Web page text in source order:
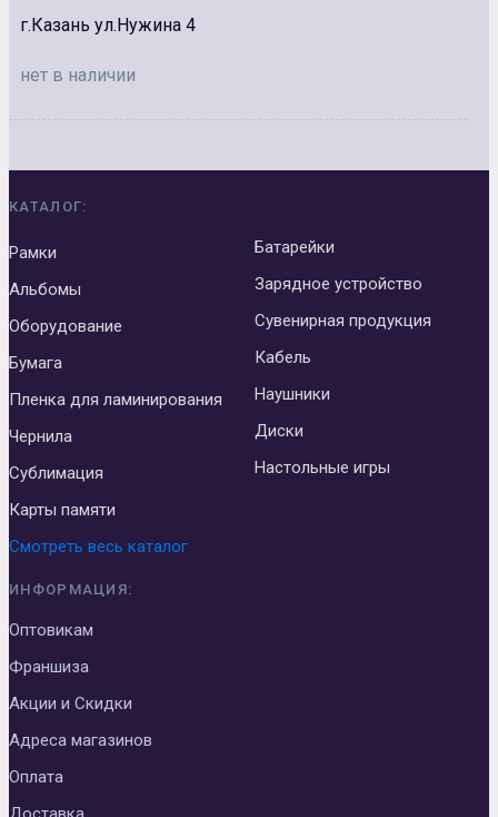
г.Казань ул.Нужина 4
нет в наличии
КАТАЛОГ:
Рамки
Альбомы
Оборудование
Бумага
Пленка для ламинирования
Чернила
Сублимация
Карты памяти
Батарейки
Зарядное устройство
Сувенирная продукция
Кабель
Наушники
Диски
Настольные игры
Смотреть весь каталог
ИНФОРМАЦИЯ:
Оптовикам
Франшиза
Акции и Скидки
Адреса магазинов
Оплата